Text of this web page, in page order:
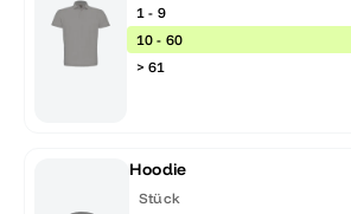
1 - 9
10 - 60
> 61
Hoodie
Stück